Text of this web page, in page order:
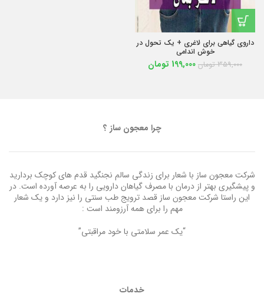
داروی گیاهی برای لاغری + یک تحول در
خوش اندامی
359,000 تومان 199,000 تومان
چرا معجون ساز ؟
شرکت معجون ساز با شعار برای زندگی سالم نجنگید قدم های کوچک بردارید
و پیشگیری بهتر از درمان با مصرف گیاهان دارویی را به عرصه آورده است. در
این راستا شرکت معجون ساز قصد ترویج طب سنتی را نیز دارد و یک شعار
مهم را برای همه آرزومند است :
“یک عمر سلامتی با خود مراقبتی”
خدمات